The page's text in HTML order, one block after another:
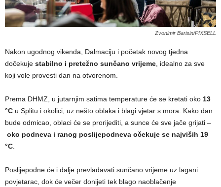
Zvonimir Barisin/PIXSELL
Nakon ugodnog vikenda, Dalmaciju i početak novog tjedna
dočekuje stabilno i pretežno sunčano vrijeme, idealno za sve
koji vole provesti dan na otvorenom.
Prema DHMZ, u jutarnjim satima temperature će se kretati oko 13
°C u Splitu i okolici, uz nešto oblaka i blagi vjetar s mora. Kako dan
bude odmicao, oblaci će se prorijediti, a sunce će sve jače grijati –
oko podneva i ranog poslijepodneva očekuje se najviših 19
°C.
Poslijepodne će i dalje prevladavati sunčano vrijeme uz lagani
povjetarac, dok će večer donijeti tek blago naoblačenje